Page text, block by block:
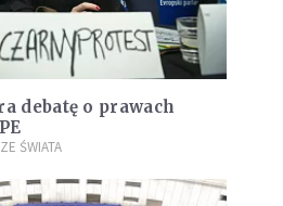
debatę o prawach
ŚWIATA